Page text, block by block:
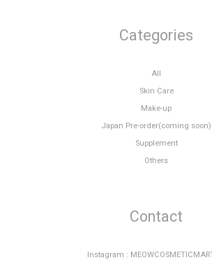
Categories
All
Skin Care
Make-up
Japan Pre-order(coming soon)
Supplement
Others
Contact
Instagram :